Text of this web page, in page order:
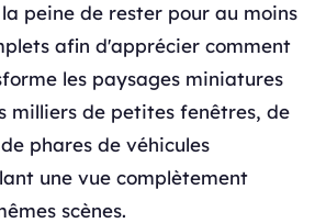
peine de rester pour au moins
afin d'apprécier comment
les paysages miniatures
milliers de petites fenêtres, de
phares de véhicules
une vue complètement
scènes.